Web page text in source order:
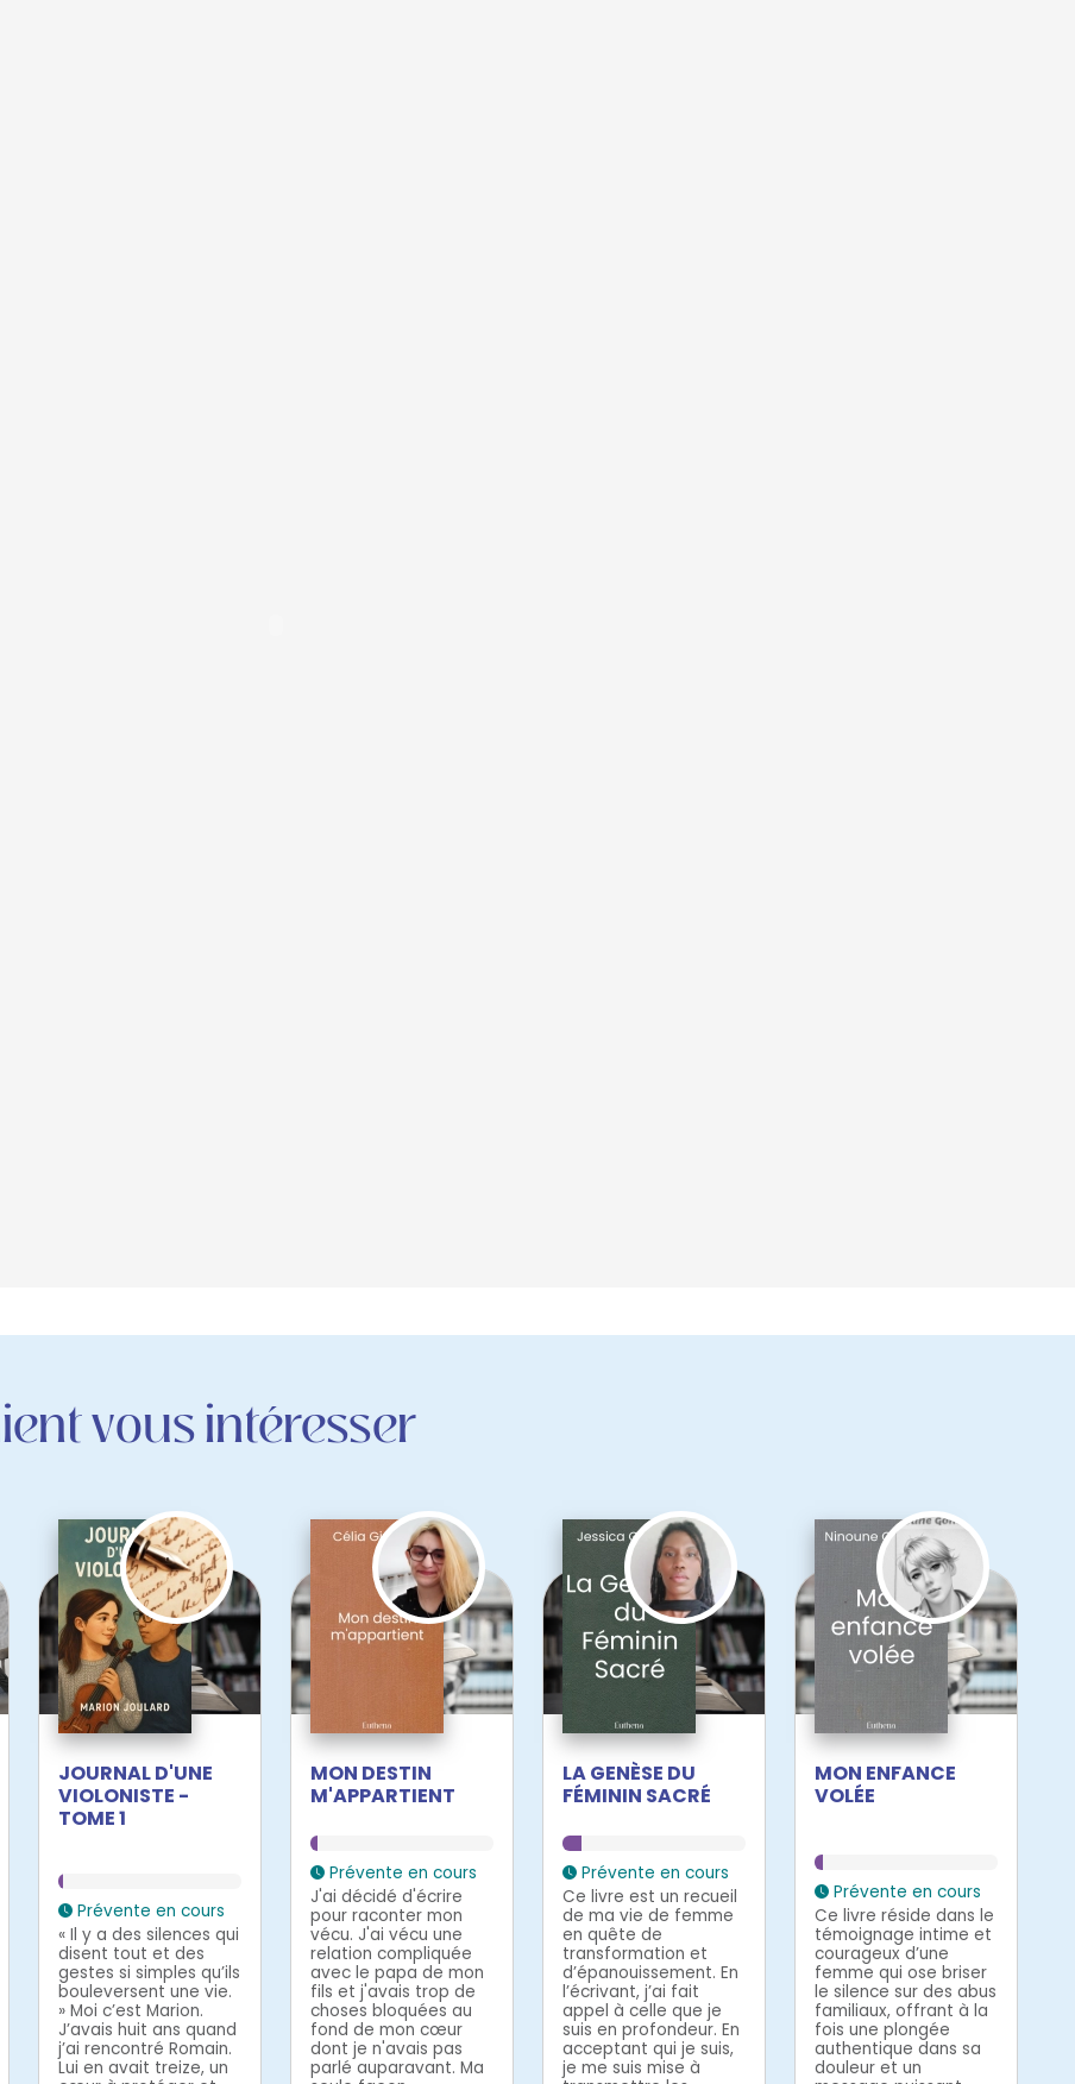
vous intéresser
JOURNAL D'UNE
VIOLONISTE -
TOME 1
Prévente en cours
« Il y a des silences qui
disent tout et des
gestes si simples qu’ils
bouleversent une vie.
» Moi c’est Marion.
J’avais huit ans quand
j’ai rencontré Romain.
Lui en avait treize, un
MON DESTIN
M'APPARTIENT
Prévente en cours
J'ai décidé d'écrire
pour raconter mon
vécu. J'ai vécu une
relation compliquée
avec le papa de mon
fils et j'avais trop de
choses bloquées au
fond de mon cœur
dont je n'avais pas
parlé auparavant. Ma
LA GENÈSE DU
FÉMININ SACRÉ
Prévente en cours
Ce livre est un recueil
de ma vie de femme
en quête de
transformation et
d’épanouissement. En
l’écrivant, j’ai fait
appel à celle que je
suis en profondeur. En
acceptant qui je suis,
je me suis mise à
MON ENFANCE
VOLÉE
Prévente en cours
Ce livre réside dans le
témoignage intime et
courageux d’une
femme qui ose briser
le silence sur des abus
familiaux, offrant à la
fois une plongée
authentique dans sa
douleur et un